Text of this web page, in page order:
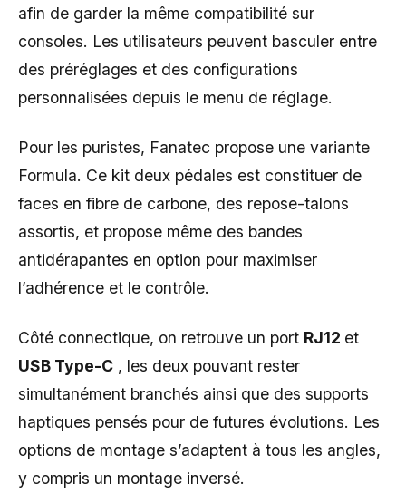
afin de garder la même compatibilité sur
consoles. Les utilisateurs peuvent basculer entre
des préréglages et des configurations
personnalisées depuis le menu de réglage.
Pour les puristes, Fanatec propose une variante
Formula. Ce kit deux pédales est constituer de
faces en fibre de carbone, des repose-talons
assortis, et propose même des bandes
antidérapantes en option pour maximiser
l’adhérence et le contrôle.
Côté connectique, on retrouve un port RJ12 et
USB Type-C , les deux pouvant rester
simultanément branchés ainsi que des supports
haptiques pensés pour de futures évolutions. Les
options de montage s’adaptent à tous les angles,
y compris un montage inversé.